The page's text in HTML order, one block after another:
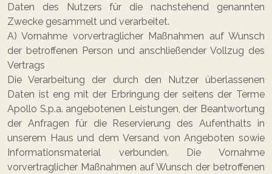
Daten des Nutzers für die nachstehend genannten
Zwecke gesammelt und verarbeitet.
A) Vornahme vorvertraglicher Maßnahmen auf Wunsch
der betroffenen Person und anschließender Vollzug des
Vertrags
Die Verarbeitung der durch den Nutzer überlassenen
Daten ist eng mit der Erbringung der seitens der Terme
Apollo S.p.a. angebotenen Leistungen, der Beantwortung
der Anfragen für die Reservierung des Aufenthalts in
unserem Haus und dem Versand von Angeboten sowie
Informationsmaterial verbunden. Die Vornahme
vorvertraglicher Maßnahmen auf Wunsch der betroffenen